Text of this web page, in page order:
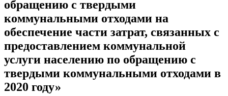
обращению с твердыми
коммунальными отходами на
обеспечение части затрат, связанных с
предоставлением коммунальной
услуги населению по обращению с
твердыми коммунальными отходами в
2020 году»